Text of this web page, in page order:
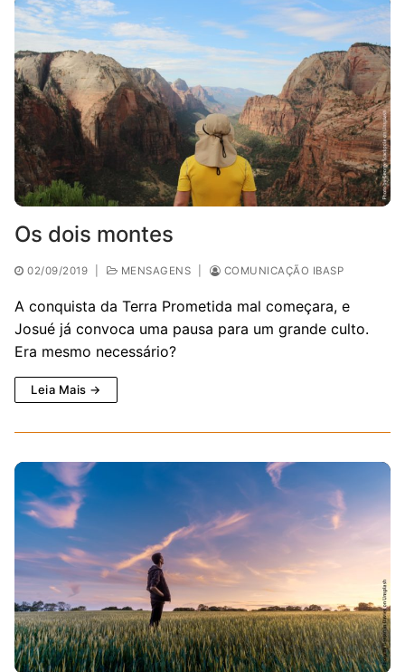
Os dois montes
02/09/2019 MENSAGENS COMUNICAÇÃO IBASP
A conquista da Terra Prometida mal começara, e
Josué já convoca uma pausa para um grande culto.
Era mesmo necessário?
Leia Mais →